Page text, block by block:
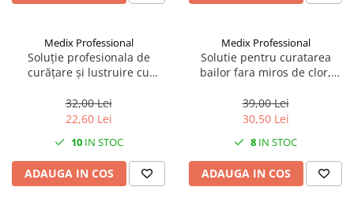
Medix Professional
Soluție profesionala de
curățare și lustruire cu
suprafețe netede si sticlă 800
ml cu miros de liliac, Medix
32,00 Lei
22,60 Lei
10IN STOC
ADAUGA IN COS
Medix Professional
Solutie pentru curatarea
bailor fara miros de clor,
800 ML, Medix Professional
39,00 Lei
30,50 Lei
8 IN STOC
ADAUGA IN COS